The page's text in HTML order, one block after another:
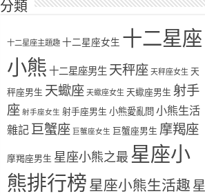
分類
十二星座主題趣 十二星座女生 十二星座
小熊 十二星座男生 天秤座 天秤座女生 天
秤座男生 天蠍座 天蠍座女生 天蠍座男生 射手
座 射手座女生 射手座男生 小熊愛亂問 小熊生活
雜記 巨蟹座 巨蟹座女生 巨蟹座男生 摩羯座
摩羯座男生 星座小熊之最 星座小
熊排行榜 星座小熊生活趣 星